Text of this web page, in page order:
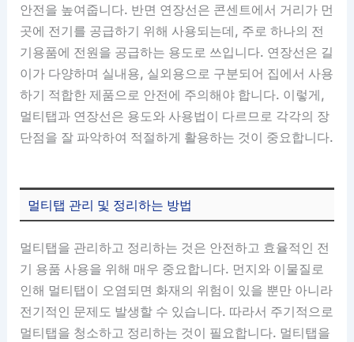
안전을 높여줍니다. 반면 연장선은 콘센트에서 거리가 먼
곳에 전기를 공급하기 위해 사용되는데, 주로 하나의 전
기용품에 전원을 공급하는 용도로 쓰입니다. 연장선은 길
이가 다양하며 실내용, 실외용으로 구분되어 집에서 사용
하기 적합한 제품으로 안전에 주의해야 합니다. 이렇게,
멀티탭과 연장선은 용도와 사용법이 다르므로 각각의 장
단점을 잘 파악하여 적절하게 활용하는 것이 중요합니다.
멀티탭 관리 및 정리하는 방법
멀티탭을 관리하고 정리하는 것은 안전하고 효율적인 전
기 용품 사용을 위해 매우 중요합니다. 먼지와 이물질로
인해 멀티탭이 오염되면 화재의 위험이 있을 뿐만 아니라
전기적인 문제도 발생할 수 있습니다. 따라서 주기적으로
멀티탭을 청소하고 정리하는 것이 필요합니다. 멀티탭을